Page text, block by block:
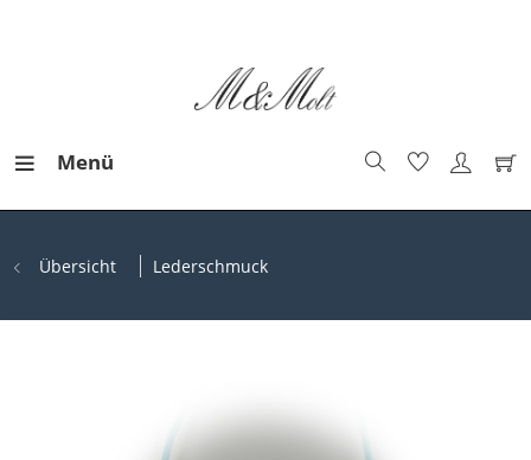
Menü
Übersicht Lederschmuck